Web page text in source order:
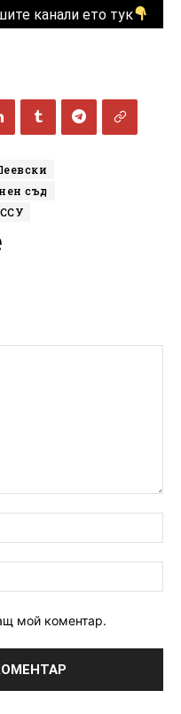
канали ето тук
съд
ССУ
мой коментар.